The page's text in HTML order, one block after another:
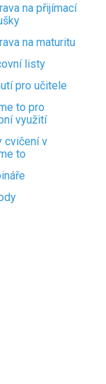
na přijímací
na maturitu
listy
pro učitele
to pro
využití
cvičení v
to